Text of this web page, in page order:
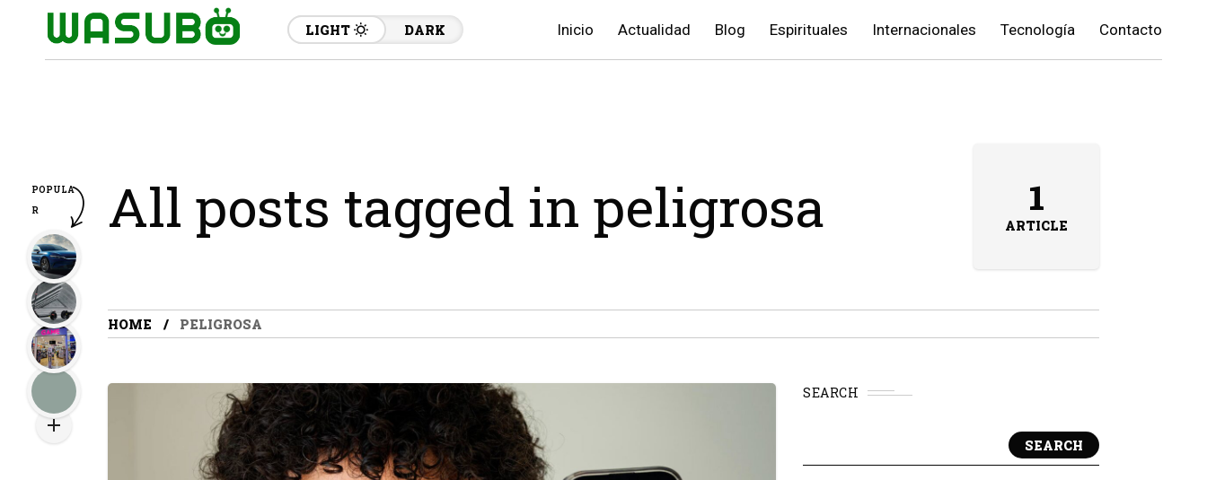
LIGHT DARK Inicio Actualidad Blog Espirituales Internacionales Tecnología Contacto
All posts tagged in peligrosa 1
ARTICLE
HOME PELIGROSA
SEARCH
SEARCH
POPULA
R